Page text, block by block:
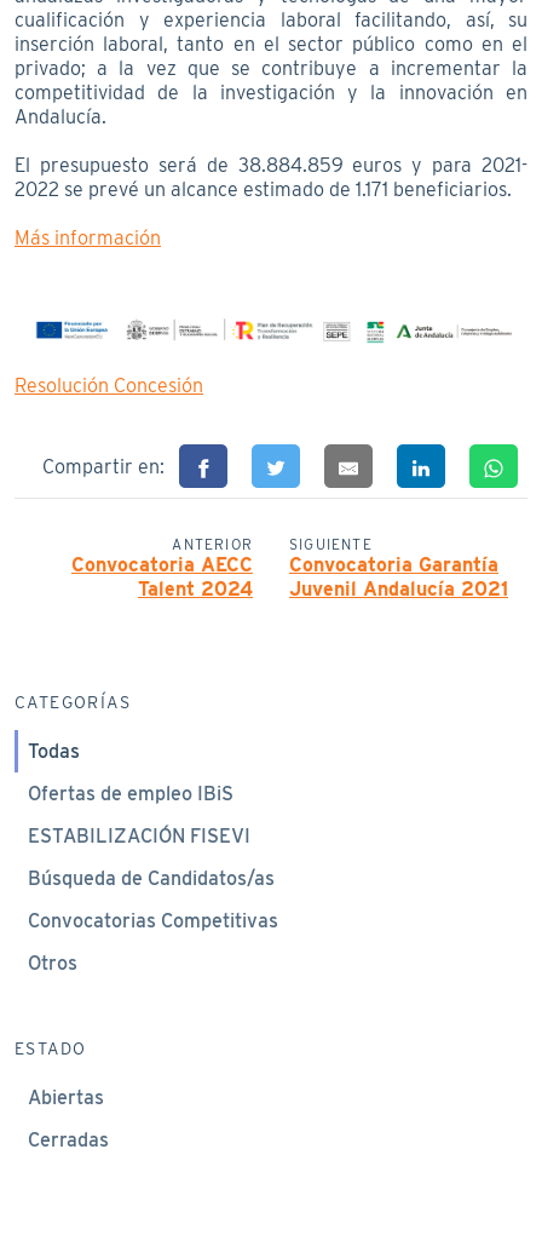
cualificación y experiencia laboral facilitando, así, su
inserción laboral, tanto en el sector público como en el
privado; a la vez que se contribuye a incrementar la
competitividad de la investigación y la innovación en
Andalucía.
El presupuesto será de 38.884.859 euros y para 2021-
2022 se prevé un alcance estimado de 1.171 beneficiarios.
Más información
Resolución Concesión
Compartir en:
ANTERIOR
Convocatoria AECC
Talent 2024
SIGUIENTE
Convocatoria Garantía
Juvenil Andalucía 2021
CATEGORÍAS
Todas
Ofertas de empleo IBiS
ESTABILIZACIÓN FISEVI
Búsqueda de Candidatos/as
Convocatorias Competitivas
Otros
ESTADO
Abiertas
Cerradas